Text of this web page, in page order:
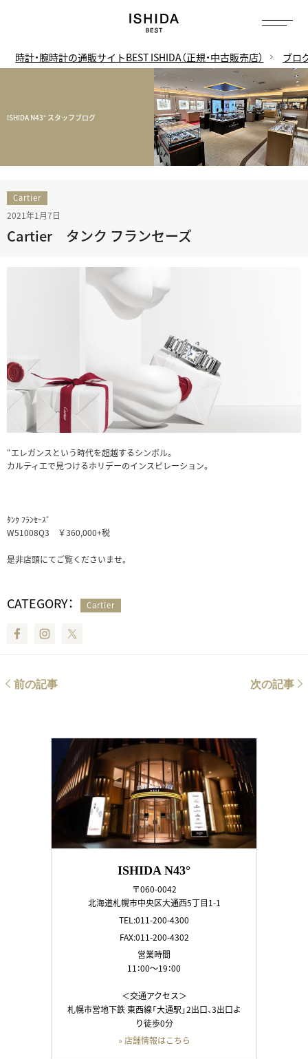
時計・腕時計の通販サイトBEST ISHIDA（正規・中古販売店） ブロ
ISHIDA N43° スタッフブログ
Cartier
2021年1月7日
Cartier タンク フランセーズ
“エレガンスという時代を超越するシンボル。
カルティエで見つけるホリデーのインスピレーション。
ﾀﾝｸ ﾌﾗﾝｾｰｽﾞ
W51008Q3 ￥360,000+税
是非店頭にてご覧くださいませ。
CATEGORY： Cartier
FacebookInstagram
前の記事 次の記事
ISHIDA N43°
〒060-0042
北海道札幌市中央区大通西5丁目1-1
TEL:011-200-4300
FAX:011-200-4302
営業時間
11：00～19：00
＜交通アクセス＞
札幌市営地下鉄 東西線「大通駅」2出口、3出口よ
り徒歩0分
» 店舗情報はこちら